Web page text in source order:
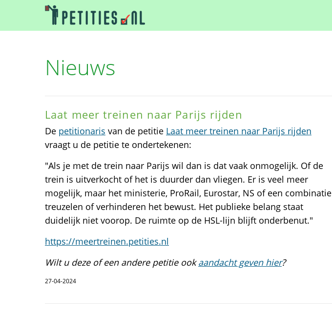
Nieuws
Laat meer treinen naar Parijs rijden
De petitionaris van de petitie Laat meer treinen naar Parijs rijden
vraagt u de petitie te ondertekenen:
"Als je met de trein naar Parijs wil dan is dat vaak onmogelijk. Of de
trein is uitverkocht of het is duurder dan vliegen. Er is veel meer
mogelijk, maar het ministerie, ProRail, Eurostar, NS of een combinatie
treuzelen of verhinderen het bewust. Het publieke belang staat
duidelijk niet voorop. De ruimte op de HSL-lijn blijft onderbenut."
https://meertreinen.petities.nl
Wilt u deze of een andere petitie ookaandacht geven hier?
27-04-2024